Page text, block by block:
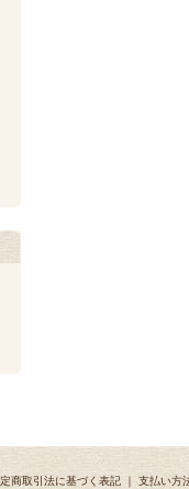
商取引法に基づく表記 ｜ 支払い方